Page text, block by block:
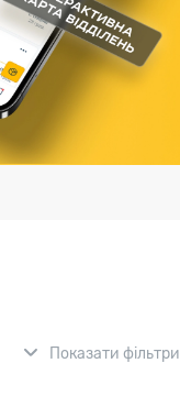
послуги
«Укрпошта Маркет»
Показати фільтри